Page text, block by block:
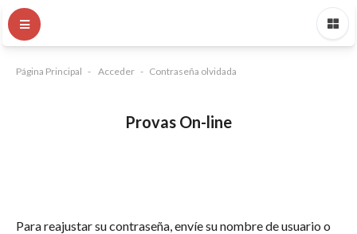
Página Principal Acceder Contraseña olvidada
Provas On-line
Para reajustar su contraseña, envíe su nombre de usuario o